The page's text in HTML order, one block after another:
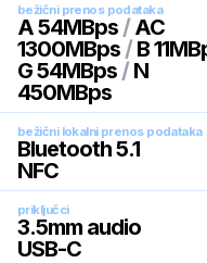
bežični prenos podataka
A 54MBps / AC
1300MBps / B
G 54MBps / N
450MBps
bežični lokalni prenos podataka
Bluetooth 5.1
NFC
priključci
3.5mm audio
USB-C